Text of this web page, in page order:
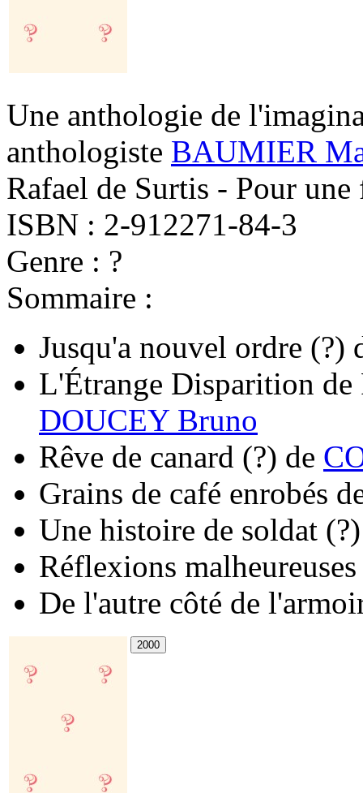
Une anthologie de
anthologiste BAUMIER
Rafael de Surtis - Pour
ISBN : 2-912271-84-3
Genre : ?
Sommaire :
Jusqu'a nouvel ordre (?)
L'Étrange Disparition de
DOUCEY Bruno
Rêve de canard (?) de
Grains de café enrobés
Une histoire de soldat (?)
Réflexions malheureuses
De l'autre côté de